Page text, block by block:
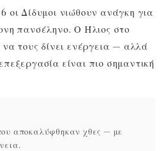
οι Δίδυμοι νιώθουν ανάγκη για
πανσέληνο. Ο Ήλιος στο
να τους δίνει ενέργεια — αλλά
είναι πιο σημαντική
αποκαλύφθηκαν χθες — με